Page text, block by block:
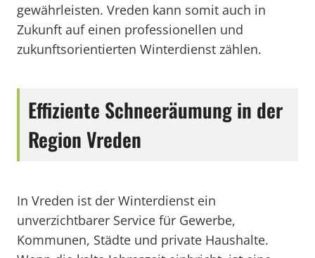
gewährleisten. Vreden kann somit auch in
Zukunft auf einen professionellen und
zukunftsorientierten Winterdienst zählen.
Effiziente Schneeräumung in der
Region Vreden
In Vreden ist der Winterdienst ein
unverzichtbarer Service für Gewerbe,
Kommunen, Städte und private Haushalte.